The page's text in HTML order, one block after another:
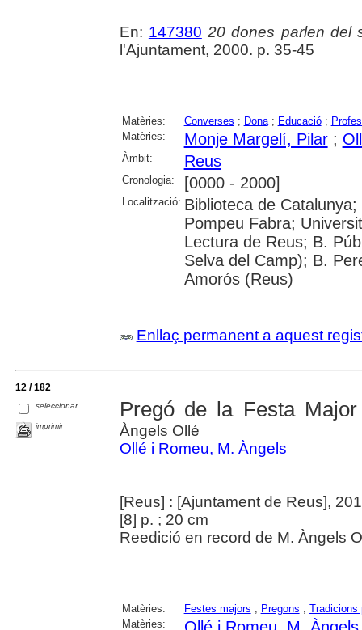
En: 147380 20 dones parlen del
l'Ajuntament, 2000. p. 35-45
Matèries: Converses ; Dona; Educació;
Matèries:
Monje Margelí, Pilar;
Àmbit: Reus
Cronologia: [0000 - 2000]
Localització: Biblioteca de
Pompeu Fabra;
Lectura de Reus; B.
Selva del Camp); B.
Amorós (Reus)
Enllaç permanent a aquest
12 / 182
seleccionar
imprimir
Pregó de la Festa
Àngels Ollé
Ollé i Romeu, M. Àngels
[Reus] : [Ajuntament de Reus],
[8] p. ; 20 cm
Reedició en record de M. Àngels
Matèries: Festes majors ; Pregons ; Tradicions
Matèries: